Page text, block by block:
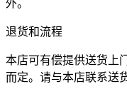
外。
退货和流程
本店可有偿提供送货上
而定。请与本店联系送